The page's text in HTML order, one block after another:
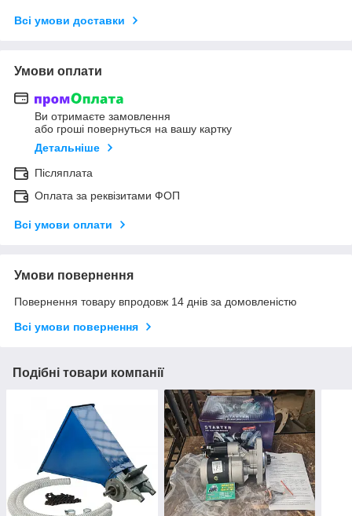
Всі умови доставки
Умови оплати
Ви отримаєте замовлення
або гроші повернуться на вашу картку
Детальніше
Післяплата
Оплата за реквізитами ФОП
Всі умови оплати
Умови повернення
Повернення товару впродовж 14 днів за домовленістю
Всі умови повернення
Подібні товари компанії